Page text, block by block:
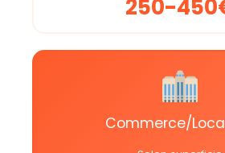
250-
Commerce/